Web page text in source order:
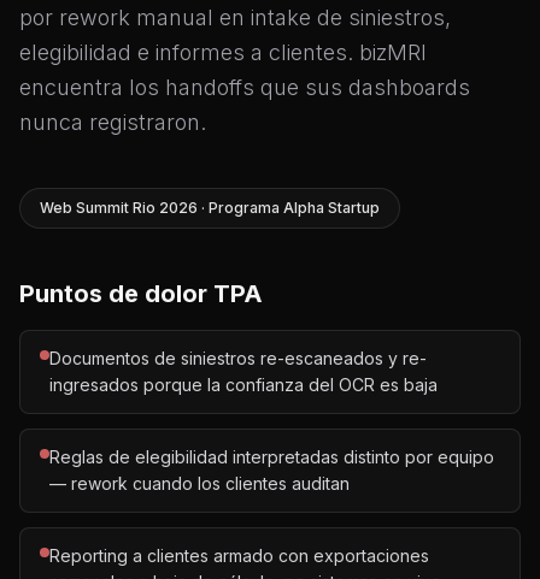
por rework manual en intake de siniestros,
elegibilidad e informes a clientes. bizMRI
encuentra los handoffs que sus dashboards
nunca registraron.
Web Summit Rio 2026 · Programa Alpha Startup
Puntos de dolor TPA
Documentos de siniestros re-escaneados y re-
ingresados porque la confianza del OCR es baja
Reglas de elegibilidad interpretadas distinto por equipo
— rework cuando los clientes auditan
Reporting a clientes armado con exportaciones